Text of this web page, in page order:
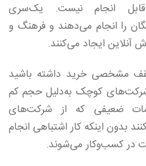
انجام نیست. یک‌سری
را انجام می‌دهند و فرهنگ و
آنلاین ایجاد می‌کنند.
مشخصی خرید داشته باشید
شرکت‌های کوچک به‌دلیل حجم کم
ضعیفی که از شرکت‌های
بدون اینکه کار اشتباهی انجام
در کسب‌وکار می‌شوند.